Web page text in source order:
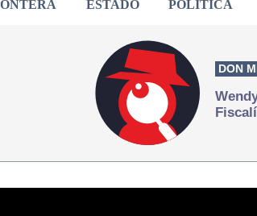
ESTADO POLÍTICA
DON